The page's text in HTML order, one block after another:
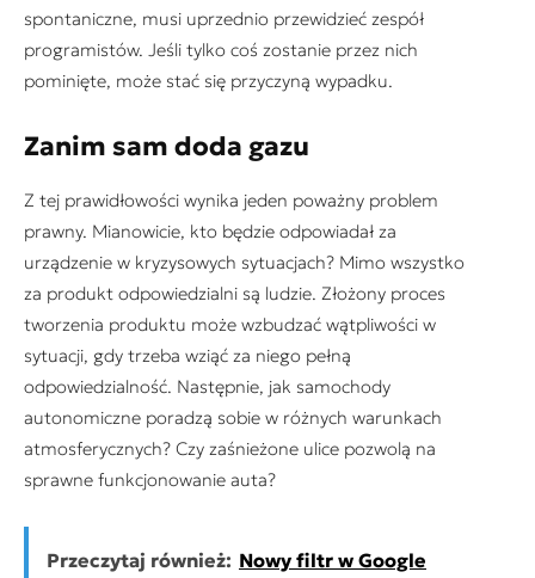
spontaniczne, musi uprzednio przewidzieć zespół
programistów. Jeśli tylko coś zostanie przez nich
pominięte, może stać się przyczyną wypadku.
Zanim sam doda gazu
Z tej prawidłowości wynika jeden poważny problem
prawny. Mianowicie, kto będzie odpowiadał za
urządzenie w kryzysowych sytuacjach? Mimo wszystko
za produkt odpowiedzialni są ludzie. Złożony proces
tworzenia produktu może wzbudzać wątpliwości w
sytuacji, gdy trzeba wziąć za niego pełną
odpowiedzialność. Następnie, jak samochody
autonomiczne poradzą sobie w różnych warunkach
atmosferycznych? Czy zaśnieżone ulice pozwolą na
sprawne funkcjonowanie auta?
Przeczytaj również: Nowy filtr w Google